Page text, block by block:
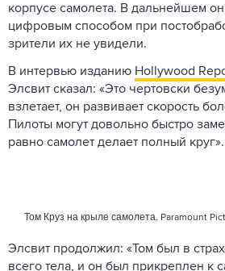
корпусе самолета. В дальнейшем
цифровым способом при
зрители их не увидели.
В интервью изданию Hollywood
Элсвит сказал: «Это чертовски
взлетает, он развивает скорость
Пилоты могут довольно быстро
равно самолет делает полный круг».
Том Круз на крыле самолета. Paramount
Элсвит продолжил: «Том был в
всего тела, и он был прикреплен к